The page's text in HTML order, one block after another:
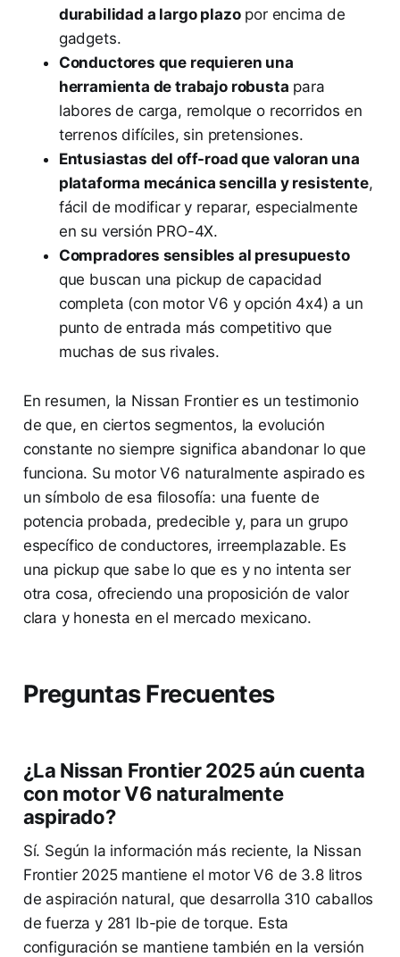
durabilidad a largo plazopor encima de
gadgets.
Conductores que requieren una
herramienta de trabajo robusta para
labores de carga, remolque o recorridos en
terrenos difíciles, sin pretensiones.
Entusiastas del off-road que valoran una
plataforma mecánica sencilla y resistente,
fácil de modificar y reparar, especialmente
en su versión PRO-4X.
Compradores sensibles al presupuesto
que buscan una pickup de capacidad
completa (con motor V6 y opción 4x4) a un
punto de entrada más competitivo que
muchas de sus rivales.
En resumen, la Nissan Frontier es un testimonio
de que, en ciertos segmentos, la evolución
constante no siempre significa abandonar lo que
funciona. Su motor V6 naturalmente aspirado es
un símbolo de esa filosofía: una fuente de
potencia probada, predecible y, para un grupo
específico de conductores, irreemplazable. Es
una pickup que sabe lo que es y no intenta ser
otra cosa, ofreciendo una proposición de valor
clara y honesta en el mercado mexicano.
Preguntas Frecuentes
¿La Nissan Frontier 2025 aún cuenta
con motor V6 naturalmente
aspirado?
Sí. Según la información más reciente, la Nissan
Frontier 2025 mantiene el motor V6 de 3.8 litros
de aspiración natural, que desarrolla 310 caballos
de fuerza y 281 lb-pie de torque. Esta
configuración se mantiene también en la versión